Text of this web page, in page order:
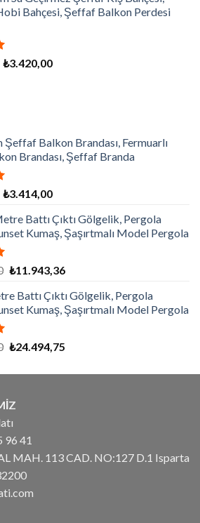
Bahçesi, Şeffaf Balkon Perdesi
Orijinal
₺3.420,00Şu
Şeffaf Balkon Brandası, Fermuarlı
Brandası, Şeffaf Branda
Orijinal
₺4.267,50.
₺3.414,00Şu
fiyat:
₺3.414,00.
Battı Çıktı Gölgelik, Pergola
Kumaş, Şaşırtmalı Model Pergola
Orijinal
₺21.532,50.
₺11.943,36Şu
fiyat:
₺11.943,36.
Battı Çıktı Gölgelik, Pergola
Kumaş, Şaşırtmalı Model Pergola
Orijinal
₺44.161,20.
₺24.494,75Şu
fiyat:
96 41
MAH. 113 CAD. NO:127 D.1 Isparta